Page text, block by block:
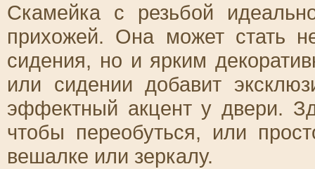
Скамейка с резьбой
прихожей. Она может стать
сидения, но и ярким
или сидении добавит
эффектный акцент у двери.
чтобы переобуться, или
вешалке или зеркалу.